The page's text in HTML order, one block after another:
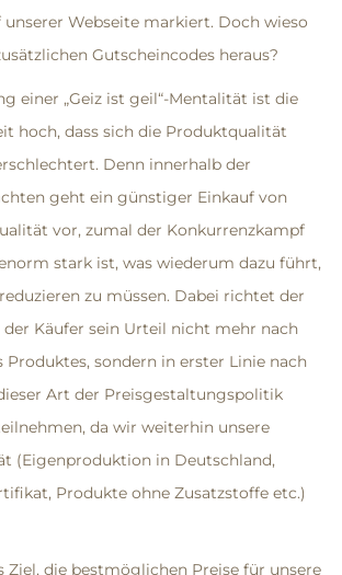
Webseite markiert. Doch wieso
Gutscheincodes heraus?
einer „Geiz ist geil“-Mentalität ist die
hoch, dass sich die Produktqualität
Denn innerhalb der
geht ein günstiger Einkauf von
vor, zumal der Konkurrenzkampf
stark ist, was wiederum dazu führt,
zu müssen. Dabei richtet der
der Käufer sein Urteil nicht mehr nach
Produktes, sondern in erster Linie nach
Art der Preisgestaltungspolitik
da wir weiterhin unsere
(Eigenproduktion in Deutschland,
Produkte ohne Zusatzstoffe etc.)
Ziel, die bestmöglichen Preise für unsere